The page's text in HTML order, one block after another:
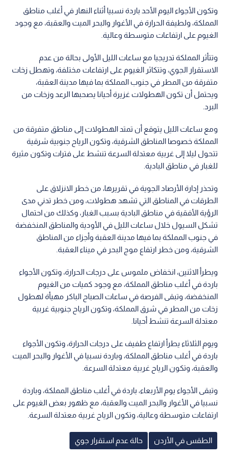
وتكون الأجواء اليوم الأحد باردة نسبيا أثناء النهار في أغلب مناطق
المملكة، ولطيفة الحرارة في الأغوار والبحر الميت والعقبة، مع وجود
الغيوم على ارتفاعات متوسطة وعالية.
وتتأثر المملكة تدريجيا مع ساعات الليل الأولى بحالة من عدم
الاستقرار الجوي، وتتكاثر الغيوم على ارتفاعات مختلفة، وتهطل زخات
متفرقة من المطر في جنوب المملكة بما فيها مدينة العقبة،
ويحتمل أن تكون الهطولات غزيرة أحيانا يصحبها الرعد وزخات من
البرد.
ومع ساعات الليل يتوقع أن تمتد الهطولات إلى مناطق متفرقة من
المملكة خصوصا المناطق الشرقية، وتكون الرياح جنوبية شرقية
تتحول ليلا إلى غربية معتدلة السرعة تنشط على فترات وتكون مثيرة
للغبار في مناطق البادية.
وتحذر إدارة الأرصاد الجوية في تقريرها، من خطر الانزلاق على
الطرقات في المناطق التي تشهد هطولات، ومن خطر تدني مدى
الرؤية الأفقية في مناطق البادية بسبب الغبار، وكذلك من احتمال
تشكل السيول خلال ساعات الليل في الأودية والمناطق المنخفضة
في جنوب المملكة بما فيها مدينة العقبة وأجزاء من المناطق
الشرقية، ومن خطر ارتفاع موج البحر في ميناء العقبة.
ويطرأ الاثنين، انخفاض ملموس على درجات الحرارة، وتكون الأجواء
باردة في أغلب مناطق المملكة، مع وجود كميات من الغيوم
المنخفضة، وتبقى الفرصة في ساعات الصباح الباكر مهيأة لهطول
زخات من المطر في شرق المملكة، وتكون الرياح جنوبية غربية
معتدلة السرعة تنشط أحيانا.
ويوم الثلاثاء يطرأ ارتفاع طفيف على درجات الحرارة، وتكون الأجواء
باردة في أغلب مناطق المملكة، وباردة نسبيا في الأغوار والبحر الميت
والعقبة، وتكون الرياح غربية معتدلة السرعة.
وتبقى الأجواء يوم الأربعاء، باردة في أغلب مناطق المملكة، وباردة
نسبيا في الأغوار والبحر الميت والعقبة، مع ظهور بعض الغيوم على
ارتفاعات متوسطة وعالية، وتكون الرياح غربية معتدلة السرعة.
الطقس في الأردن حالة عدم استقرار جوي